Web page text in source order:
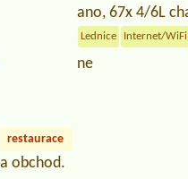
ano, 67x 4/6L
Lednice Internet/WiFi
ne
restaurace
obchod.